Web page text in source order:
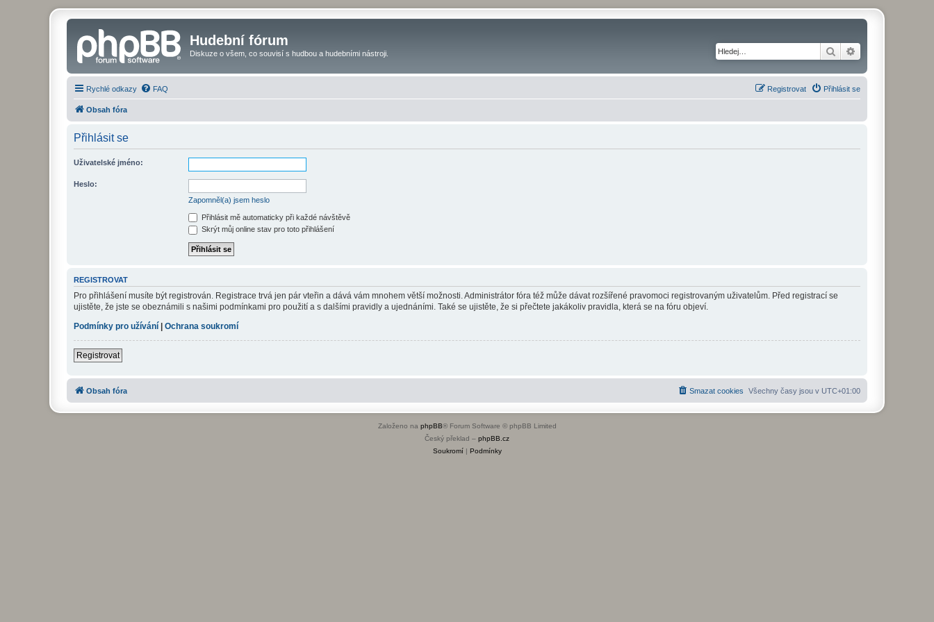
Hudební fórum
Diskuze o všem, co souvisí s hudbou a hudebními nástroji. Hledat
Rychlé odkazy FAQ Přihlásit se
Registrovat
Obsah fóra
Přihlásit se
Uživatelské jméno:
Heslo:
Zapomněl(a) jsem heslo
Přihlásit mě automaticky při každé návštěvě
Skrýt můj online stav pro toto přihlášení
REGISTROVAT
Pro přihlášení musíte být registrován. Registrace trvá jen pár vteřin a dává vám mnohem větší možnosti. Administrátor fóra též může dávat rozšířené pravomoci registrovaným uživatelům. Před registrací se
ujistěte, že jste se obeznámili s našimi podmínkami pro použití a s dalšími pravidly a ujednáními. Také se ujistěte, že si přečtete jakákoliv pravidla, která se na fóru objeví.
Podmínky pro užívání
Ochrana soukromí
Registrovat
Obsah fóra Všechny časy jsou v UTC+01:00
Smazat cookies
Založeno na phpBB® Forum Software © phpBB Limited
Český překlad – phpBB.cz
Soukromí| Podmínky